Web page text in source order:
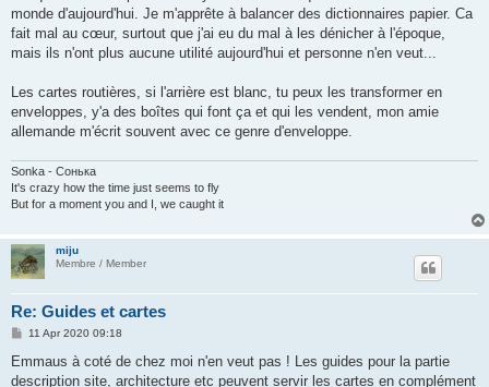
monde d'aujourd'hui. Je m'apprête à balancer des dictionnaires papier. Ca
fait mal au cœur, surtout que j'ai eu du mal à les dénicher à l'époque,
mais ils n'ont plus aucune utilité aujourd'hui et personne n'en veut...
Les cartes routières, si l'arrière est blanc, tu peux les transformer en
enveloppes, y'a des boîtes qui font ça et qui les vendent, mon amie
allemande m'écrit souvent avec ce genre d'enveloppe.
Sonka - Сонька
It's crazy how the time just seems to fly
But for a moment you and I, we caught it
miju
Membre / Member
Re: Guides et cartes
P
s
11 Apr 2020 09:18
Emmaus à coté de chez moi n'en veut pas ! Les guides pour la partie
description site, architecture etc peuvent servir les cartes en complément